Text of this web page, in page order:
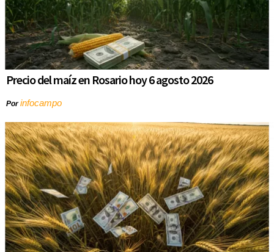
Precio del maíz en Rosario hoy 6 agosto 2026
Porinfocampo